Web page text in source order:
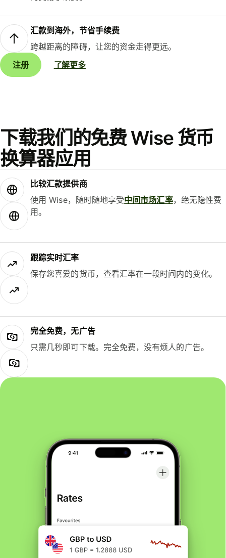
汇款到海外，节省手续费
跨越距离的障碍，让您的资金走得更远。
注册
了解更多
下载我们的免费 Wise 货币
换算器应用
比较汇款提供商
使用 Wise，随时随地享受中间市场汇率，绝无隐性费
用。
跟踪实时汇率
保存您喜爱的货币，查看汇率在一段时间内的变化。
完全免费，无广告
只需几秒即可下载。完全免费，没有烦人的广告。